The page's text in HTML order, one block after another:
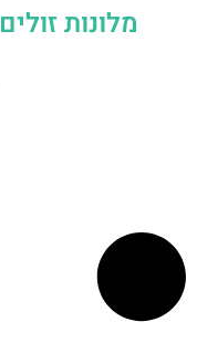
מלונות זולים 4 כוכבים באיה נאפה